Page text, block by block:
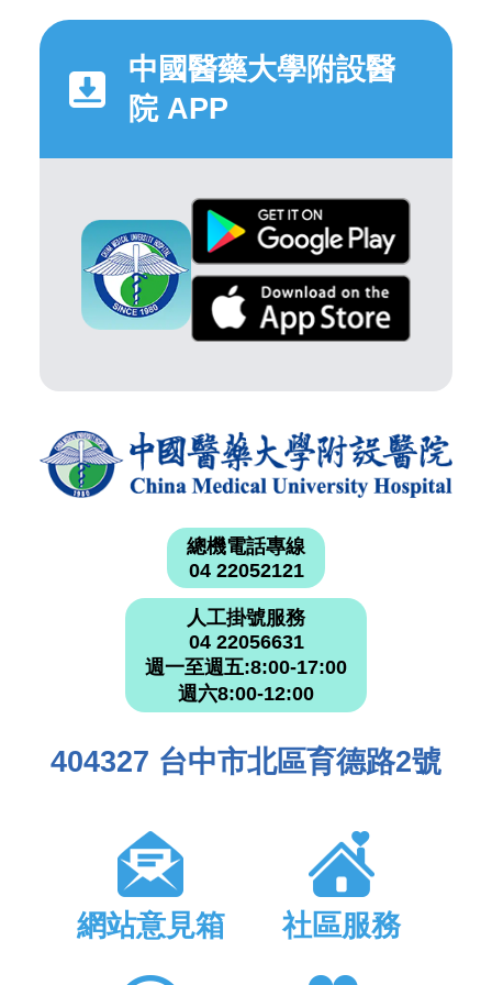
中國醫藥大學附設醫
院 APP
總機電話專線
04 22052121
人工掛號服務
04 22056631
週一至週五:8:00-17:00
週六8:00-12:00
404327 台中市北區育德路2號
網站意見箱 社區服務